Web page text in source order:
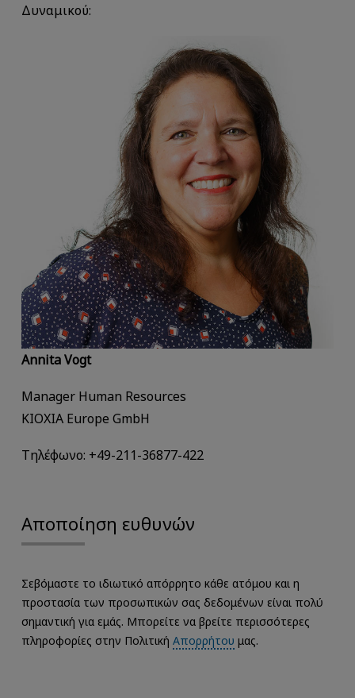
Δυναμικού:
Annita Vogt
Manager Human Resources
KIOXIA Europe GmbH
Τηλέφωνο: +49-211-36877-422
Αποποίηση ευθυνών
Σεβόμαστε το ιδιωτικό απόρρητο κάθε ατόμου και η
προστασία των προσωπικών σας δεδομένων είναι πολύ
σημαντική για εμάς. Μπορείτε να βρείτε περισσότερες
πληροφορίες στην Πολιτική Απορρήτου μας.